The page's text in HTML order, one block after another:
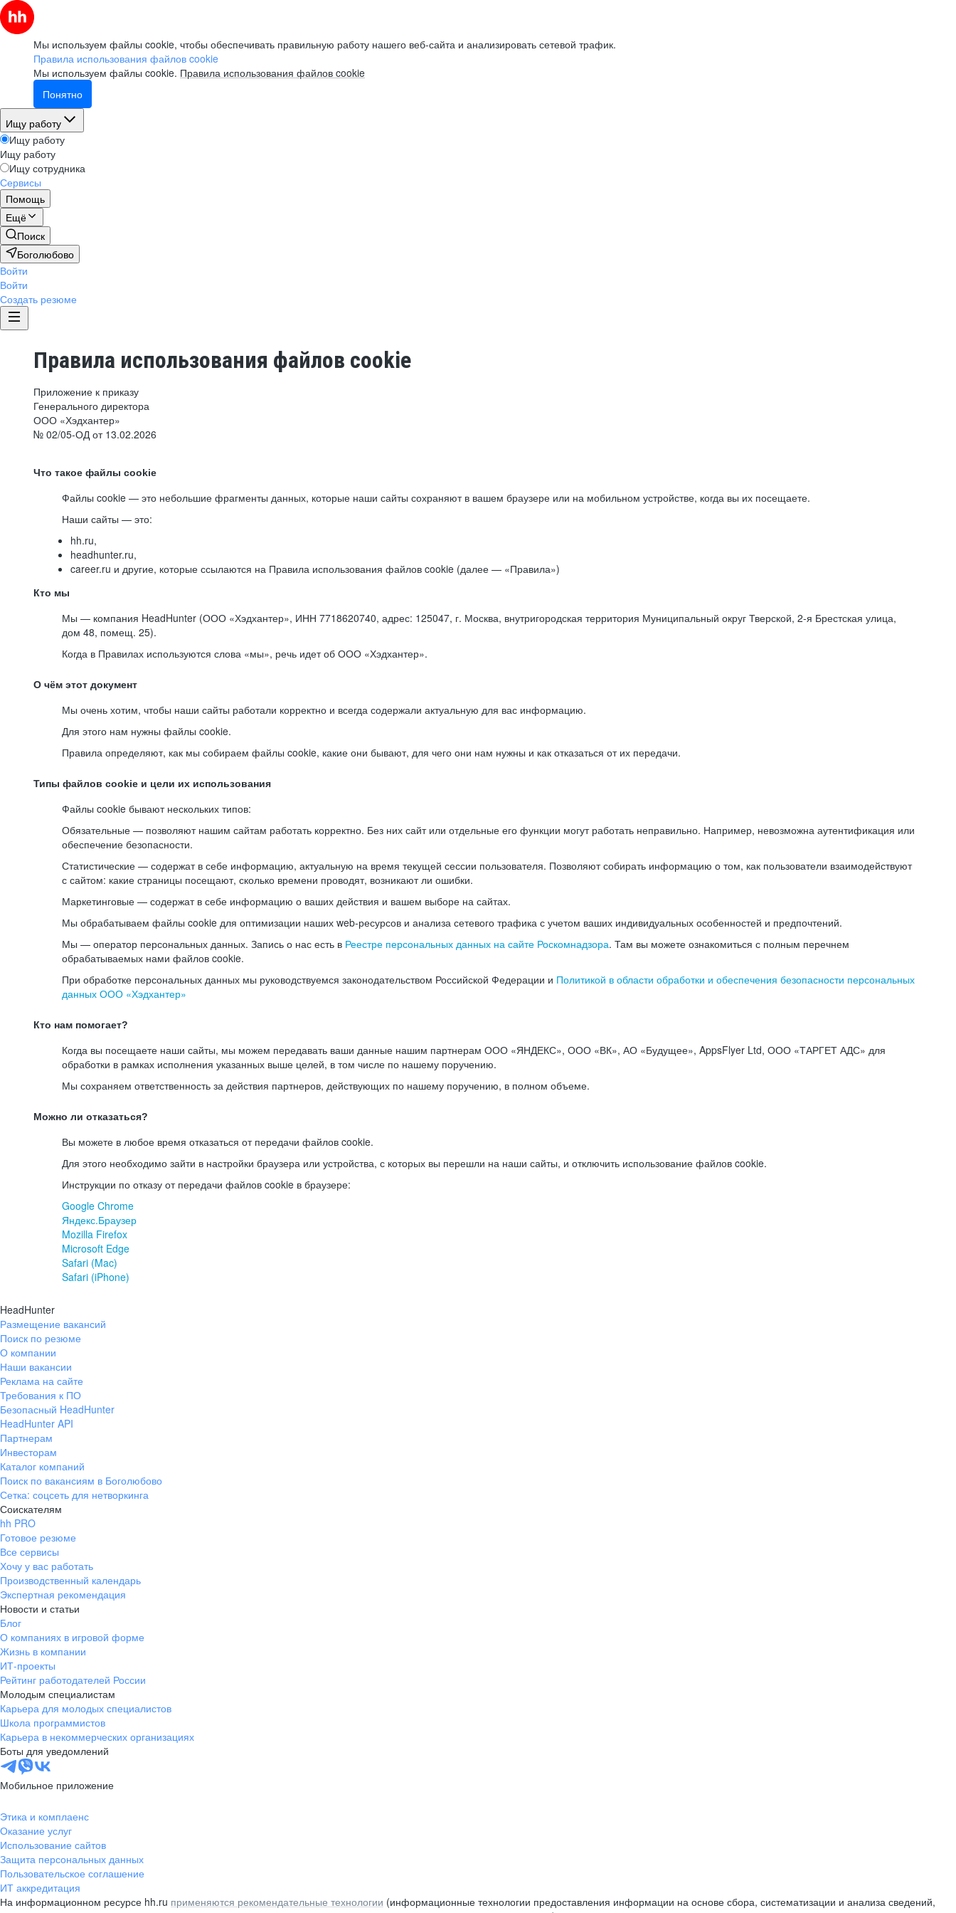
Мы используем файлы cookie, чтобы обеспечивать правильную работу нашего веб-сайта и анализировать сетевой трафик.
Правила использования файлов cookie
Мы используем файлы cookie. Правила использования файлов cookie
Понятно
Ищу работу
Ищу работу
Ищу работу
Ищу сотрудника
Сервисы
Помощь
Ещё
Поиск
Боголюбово
Войти
Войти
Создать резюме
Правила использования файлов cookie
Приложение к приказу
Генерального директора
ООО «Хэдхантер»
№ 02/05-ОД от 13.02.2026
Что такое файлы cookie
Файлы cookie — это небольшие фрагменты данных, которые наши сайты сохраняют в вашем браузере или на мобильном устройстве, когда вы их посещаете.
Наши сайты — это:
hh.ru,
headhunter.ru,
career.ru и другие, которые ссылаются на Правила использования файлов cookie (далее — «Правила»)
Кто мы
Мы — компания HeadHunter (ООО «Хэдхантер», ИНН 7718620740, адрес: 125047, г. Москва, внутригородская территория Муниципальный округ Тверской, 2-я Брестская улица,
дом 48, помещ. 25).
Когда в Правилах используются слова «мы», речь идет об ООО «Хэдхантер».
О чём этот документ
Мы очень хотим, чтобы наши сайты работали корректно и всегда содержали актуальную для вас информацию.
Для этого нам нужны файлы cookie.
Правила определяют, как мы собираем файлы cookie, какие они бывают, для чего они нам нужны и как отказаться от их передачи.
Типы файлов cookie и цели их использования
Файлы cookie бывают нескольких типов:
Обязательные — позволяют нашим сайтам работать корректно. Без них сайт или отдельные его функции могут работать неправильно. Например, невозможна аутентификация или
обеспечение безопасности.
Статистические — содержат в себе информацию, актуальную на время текущей сессии пользователя. Позволяют собирать информацию о том, как пользователи взаимодействуют
с сайтом: какие страницы посещают, сколько времени проводят, возникают ли ошибки.
Маркетинговые — содержат в себе информацию о ваших действия и вашем выборе на сайтах.
Мы обрабатываем файлы cookie для оптимизации наших web-ресурсов и анализа сетевого трафика с учетом ваших индивидуальных особенностей и предпочтений.
Мы — оператор персональных данных. Запись о нас есть в Реестре персональных данных на сайте Роскомнадзора. Там вы можете ознакомиться с полным перечнем
обрабатываемых нами файлов cookie.
При обработке персональных данных мы руководствуемся законодательством Российской Федерации и Политикой в области обработки и обеспечения безопасности персональных
данных ООО «Хэдхантер»
Кто нам помогает?
Когда вы посещаете наши сайты, мы можем передавать ваши данные нашим партнерам ООО «ЯНДЕКС», ООО «ВК», АО «Будущее», AppsFlyer Ltd, ООО «ТАРГЕТ АДС» для
обработки в рамках исполнения указанных выше целей, в том числе по нашему поручению.
Мы сохраняем ответственность за действия партнеров, действующих по нашему поручению, в полном объеме.
Можно ли отказаться?
Вы можете в любое время отказаться от передачи файлов cookie.
Для этого необходимо зайти в настройки браузера или устройства, с которых вы перешли на наши сайты, и отключить использование файлов cookie.
Инструкции по отказу от передачи файлов cookie в браузере:
Google Chrome
Яндекс.Браузер
Mozilla Firefox
Microsoft Edge
Safari (Mac)
Safari (iPhone)
HeadHunter
Размещение вакансий
Поиск по резюме
О компании
Наши вакансии
Реклама на сайте
Требования к ПО
Безопасный HeadHunter
HeadHunter API
Партнерам
Инвесторам
Каталог компаний
Поиск по вакансиям в Боголюбово
Сетка: соцсеть для нетворкинга
Соискателям
hh PRO
Готовое резюме
Все сервисы
Хочу у вас работать
Производственный календарь
Экспертная рекомендация
Новости и статьи
Блог
О компаниях в игровой форме
Жизнь в компании
ИТ-проекты
Рейтинг работодателей России
Молодым специалистам
Карьера для молодых специалистов
Школа программистов
Карьера в некоммерческих организациях
Боты для уведомлений
Мобильное приложение
Этика и комплаенс
Оказание услуг
Использование сайтов
Защита персональных данных
Пользовательское соглашение
ИТ аккредитация
На информационном ресурсе hh.ru применяются рекомендательные технологии (информационные технологии предоставления информации на основе сбора, систематизации и анализа сведений,